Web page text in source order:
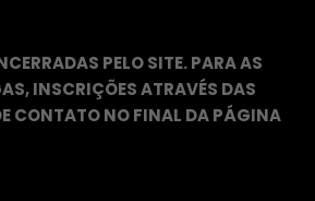
PELO SITE. PARA AS
INSCRIÇÕES ATRAVÉS DAS
CONTATO NO FINAL DA PÁGINA